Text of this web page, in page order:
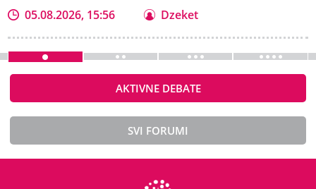
05.08.2026, 15:56 Dzeket
AKTIVNE DEBATE
SVI FORUMI